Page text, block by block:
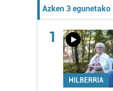
Azken 3
1
HILBERRIA